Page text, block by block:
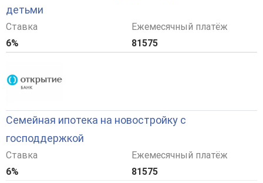
детьми
Ставка
6%
Ежемесячный платёж
81575
Семейная ипотека на новостройку с
господдержкой
Ставка
6%
Ежемесячный платёж
81575